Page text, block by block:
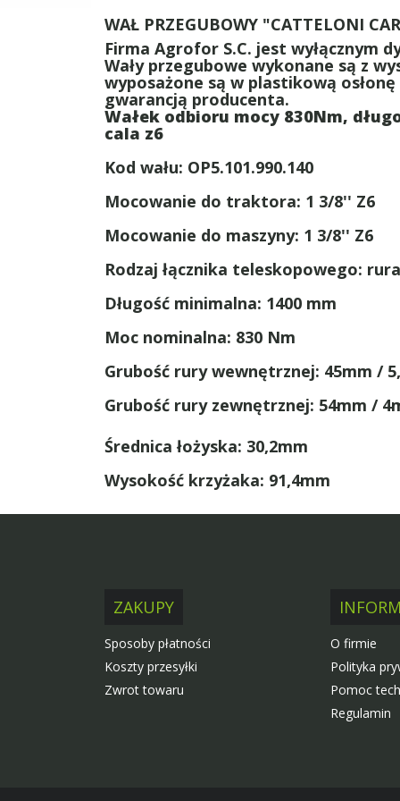
WAŁ PRZEGUBOWY "CATTELONI
Firma Agrofor S.C. jest wyłącznym
Wały przegubowe wykonane są z
wyposażone są w plastikową
gwarancją producenta.
Wałek odbioru mocy 830Nm,
cala z6
Kod wału: OP5.101.990.140
Mocowanie do traktora: 1 3/8'' Z6
Mocowanie do maszyny: 1 3/8'' Z6
Rodzaj łącznika teleskopowego:
Długość minimalna: 1400 mm
Moc nominalna: 830 Nm
Grubość rury wewnętrznej: 45mm /
Grubość rury zewnętrznej: 54mm /
Średnica łożyska: 30,2mm
Wysokość krzyżaka: 91,4mm
ZAKUPY
Sposoby płatności
Koszty przesyłki
Zwrot towaru
O firmie
Polityka
Pomoc
Regulamin